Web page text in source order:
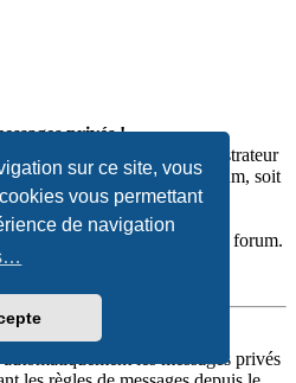
sur ce site, vous
vous permettant
de navigation
privés !
et connecté, soit un administrateur
messagerie privée sur le forum, soit
a décidé de vous
privés. Pour plus
contacter un administrateur du forum.
privés non sollicités !
les messages privés